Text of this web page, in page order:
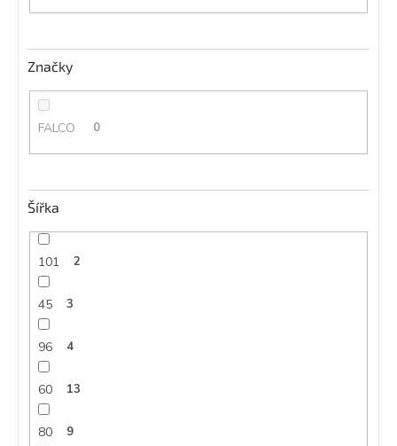
Značky
FALCO 0
Šířka
101 2
45 3
96 4
60 13
80 9